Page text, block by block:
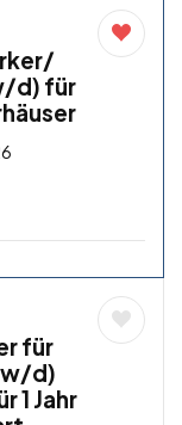
d) für
für
d)
1 Jahr